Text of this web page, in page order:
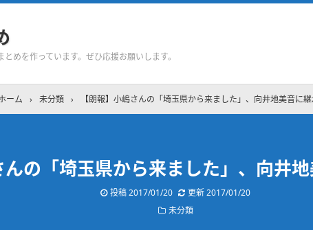
めを作っています。ぜひ応援お願いします。
ーム › 未分類 › 【朗報】小嶋さんの「埼玉県から来ました」、向井地美音に継
んの「埼玉県から来ました」、向井
投稿2017/01/20 更新2017/01/20
未分類